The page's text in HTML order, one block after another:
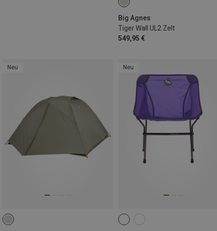
Big Agnes
Tiger Wall UL2 Zelt
549,95 €
Neu Neu